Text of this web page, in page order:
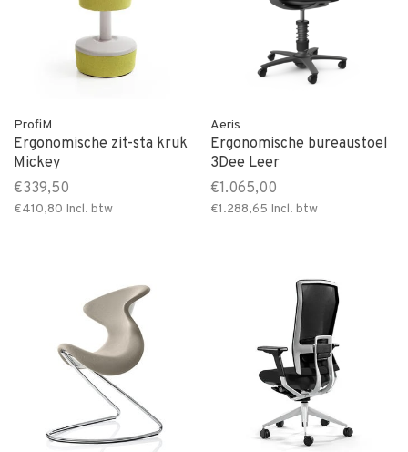
ProfiM
Ergonomische zit-sta kruk
Mickey
€339,50
€410,80 Incl. btw
Aeris
Ergonomische bureaustoel
3Dee Leer
€1.065,00
€1.288,65 Incl. btw